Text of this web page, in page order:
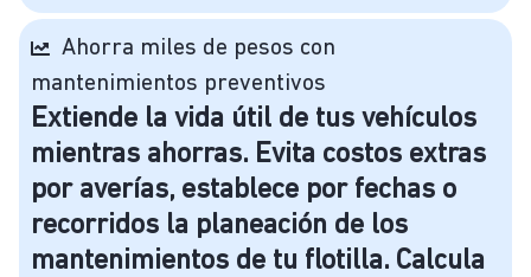
Ahorra miles de pesos con
mantenimientos preventivos
Extiende la vida útil de tus vehículos
mientras ahorras. Evita costos extras
por averías, establece por fechas o
recorridos la planeación de los
mantenimientos de tu flotilla. Calcula